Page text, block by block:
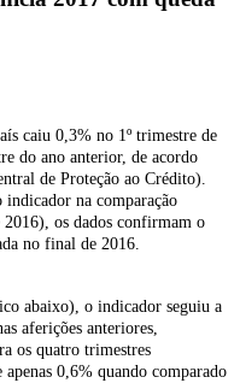
caiu 0,3% no 1º trimestre de
do ano anterior, de acordo
de Proteção ao Crédito).
indicador na comparação
os dados confirmam o
no final de 2016.
abaixo), o indicador seguiu a
aferições anteriores,
os quatro trimestres
0,6% quando comparado